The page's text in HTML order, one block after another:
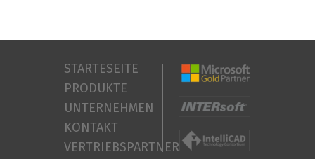
STARTESEITE
PRODUKTE
UNTERNEHMEN
KONTAKT
VERTRIEBSPARTNER